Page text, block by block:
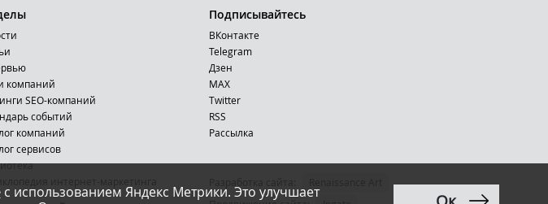
с использованием Яндекс Метрики. Это улучшает
компаний
SEO-компаний
событий
компаний
сервисов
Подписывайтесь
ВКонтакте
Telegram
Дзен
MAX
Тwitter
RSS
Рассылка